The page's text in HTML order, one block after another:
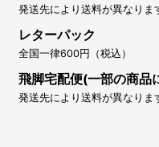
発送先により送料が異なりま
レターパック
全国一律600円（税込）
飛脚宅配便(一部の商品
発送先により送料が異なりま